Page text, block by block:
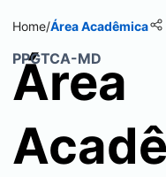
Home/Área Acadêmica
PPGTCA-MD
Área